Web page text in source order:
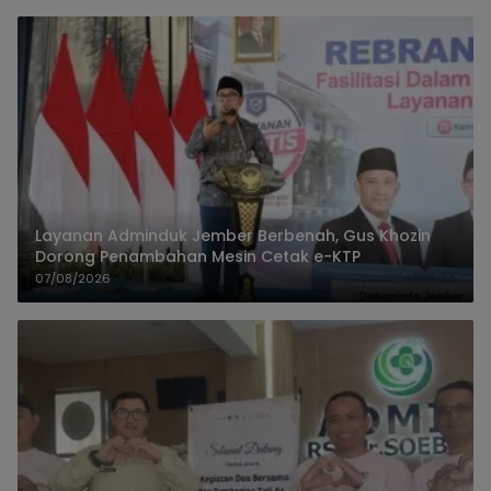
Layanan Adminduk Jember Berbenah, Gus Khozin
Dorong Penambahan Mesin Cetak e-KTP
07/08/2026